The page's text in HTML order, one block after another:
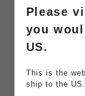
人
参考になった！
Please
you
US.
This is the
ship to the US.